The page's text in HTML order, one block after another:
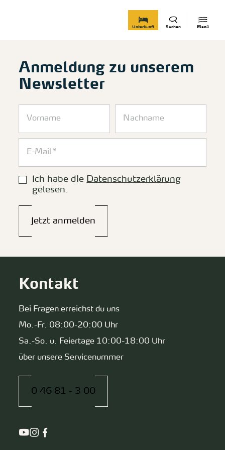
Menü
Suchen
Unterkunft
Anmeldung zu unserem
Newsletter
Ich habe die Datenschutzerklärung
gelesen.
Jetzt anmelden
Kontakt
Bei Fragen erreichst du uns
Mo.-Fr. 08:00-20:00 Uhr
Sa.-So. u. Feiertage 10:00-18:00 Uhr
über unsere Servicenummer
0 46 81 - 3 00